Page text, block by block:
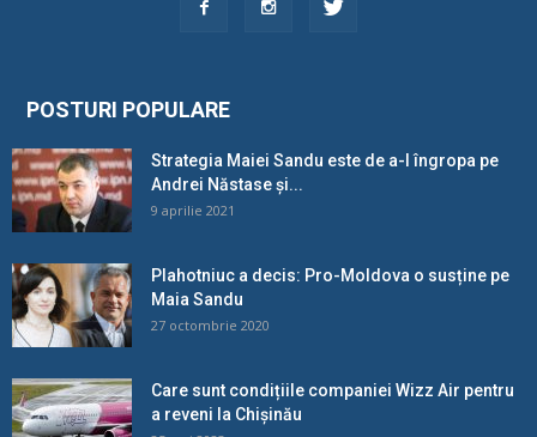
POSTURI POPULARE
Strategia Maiei Sandu este de a-l îngropa pe
Andrei Năstase și...
9 aprilie 2021
Plahotniuc a decis: Pro-Moldova o susține pe
Maia Sandu
27 octombrie 2020
Care sunt condițiile companiei Wizz Air pentru
a reveni la Chișinău